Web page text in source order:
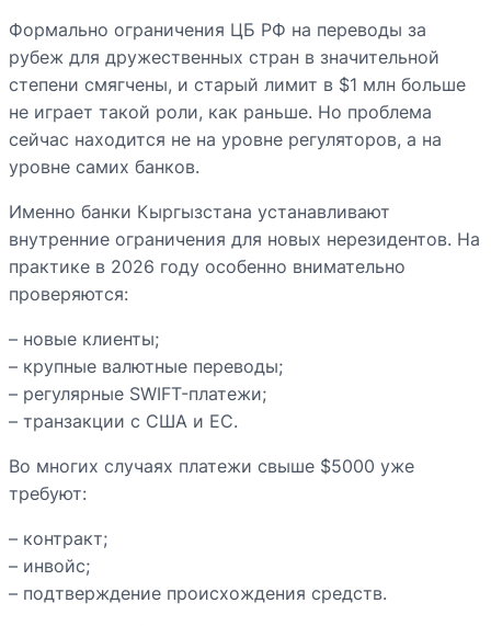
Формально ограничения ЦБ РФ на переводы за
рубеж для дружественных стран в значительной
степени смягчены, и старый лимит в $1 млн больше
не играет такой роли, как раньше. Но проблема
сейчас находится не на уровне регуляторов, а на
уровне самих банков.
Именно банки Кыргызстана устанавливают
внутренние ограничения для новых нерезидентов. На
практике в 2026 году особенно внимательно
проверяются:
– новые клиенты;
– крупные валютные переводы;
– регулярные SWIFT-платежи;
– транзакции с США и ЕС.
Во многих случаях платежи свыше $5000 уже
требуют:
– контракт;
– инвойс;
– подтверждение происхождения средств.